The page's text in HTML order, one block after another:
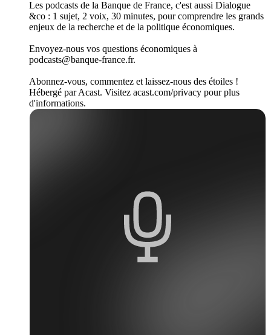
Les podcasts de la Banque de France, c'est aussi Dialogue
&co : 1 sujet, 2 voix, 30 minutes, pour comprendre les grands
enjeux de la recherche et de la politique économiques.
Envoyez-nous vos questions économiques à
podcasts@banque-france.fr.
Abonnez-vous, commentez et laissez-nous des étoiles !
Hébergé par Acast. Visitez acast.com/privacy pour plus
d'informations.